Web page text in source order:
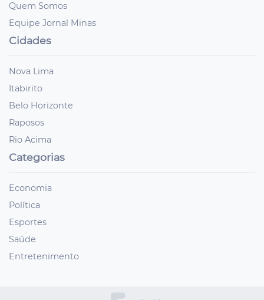
Quem Somos
Equipe Jornal Minas
Cidades
Nova Lima
Itabirito
Belo Horizonte
Raposos
Rio Acima
Categorias
Economia
Política
Esportes
Saúde
Entretenimento